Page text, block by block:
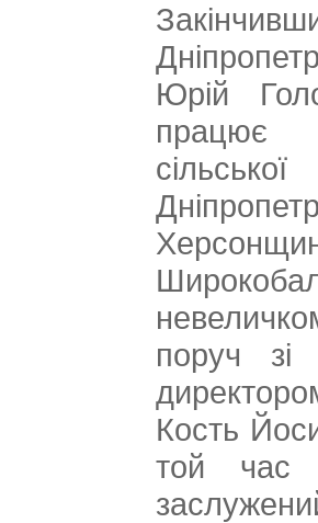
Юрій
працює
поруч зі
Кость
той час